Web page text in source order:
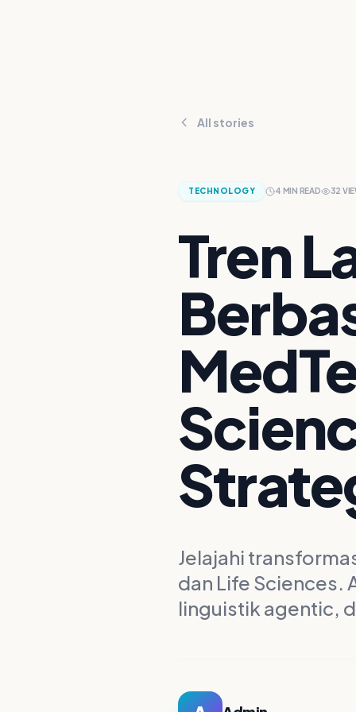
All stories
TECHNOLOGY 4 MIN READ 32
Tren
Jelajahi
dan Life Sciences.
linguistik agentic,